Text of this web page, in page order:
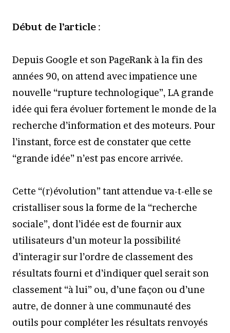
Début de l’article :
Depuis Google et son PageRank à la fin des
années 90, on attend avec impatience une
nouvelle “rupture technologique”, LA grande
idée qui fera évoluer fortement le monde de la
recherche d’information et des moteurs. Pour
l’instant, force est de constater que cette
“grande idée” n’est pas encore arrivée.
Cette “(r)évolution” tant attendue va-t-elle se
cristalliser sous la forme de la “recherche
sociale”, dont l’idée est de fournir aux
utilisateurs d’un moteur la possibilité
d’interagir sur l’ordre de classement des
résultats fourni et d’indiquer quel serait son
classement “à lui” ou, d’une façon ou d’une
autre, de donner à une communauté des
outils pour compléter les résultats renvoyés